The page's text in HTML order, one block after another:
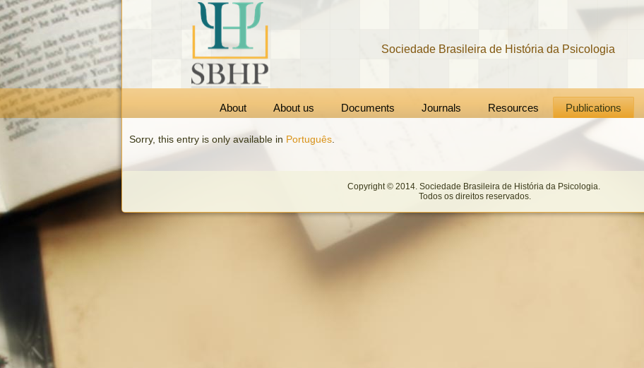
Sociedade Brasileira de História da Psicologia
About About us Documents Journals Resources Publications
Sorry, this entry is only available in Português
Copyright © 2014. Sociedade Brasileira de História da Psicologia.
Todos os direitos reservados.